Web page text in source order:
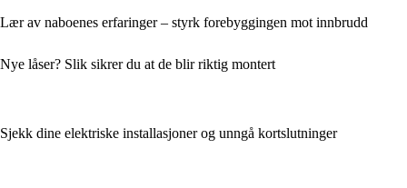
Lær av naboenes erfaringer – styrk forebyggingen mot innbrudd
Nye låser? Slik sikrer du at de blir riktig montert
Sjekk dine elektriske installasjoner og unngå kortslutninger